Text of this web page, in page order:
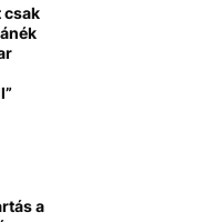
csak
a